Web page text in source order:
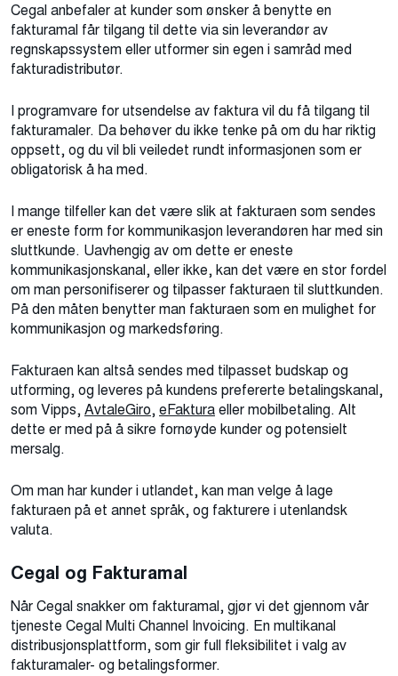
Cegal anbefaler at kunder som ønsker å benytte en
fakturamal får tilgang til dette via sin leverandør av
regnskapssystem eller utformer sin egen i samråd med
fakturadistributør.
I programvare for utsendelse av faktura vil du få tilgang til
fakturamaler. Da behøver du ikke tenke på om du har riktig
oppsett, og du vil bli veiledet rundt informasjonen som er
obligatorisk å ha med.
I mange tilfeller kan det være slik at fakturaen som sendes
er eneste form for kommunikasjon leverandøren har med sin
sluttkunde. Uavhengig av om dette er eneste
kommunikasjonskanal, eller ikke, kan det være en stor fordel
om man personifiserer og tilpasser fakturaen til sluttkunden.
På den måten benytter man fakturaen som en mulighet for
kommunikasjon og markedsføring.
Fakturaen kan altså sendes med tilpasset budskap og
utforming, og leveres på kundens prefererte betalingskanal,
som Vipps,AvtaleGiro,eFakturaeller mobilbetaling. Alt
dette er med på å sikre fornøyde kunder og potensielt
mersalg.
Om man har kunder i utlandet, kan man velge å lage
fakturaen på et annet språk, og fakturere i utenlandsk
valuta.
Cegal og Fakturamal
Når Cegal snakker om fakturamal, gjør vi det gjennom vår
tjeneste Cegal Multi Channel Invoicing. En multikanal
distribusjonsplattform, som gir full fleksibilitet i valg av
fakturamaler- og betalingsformer.